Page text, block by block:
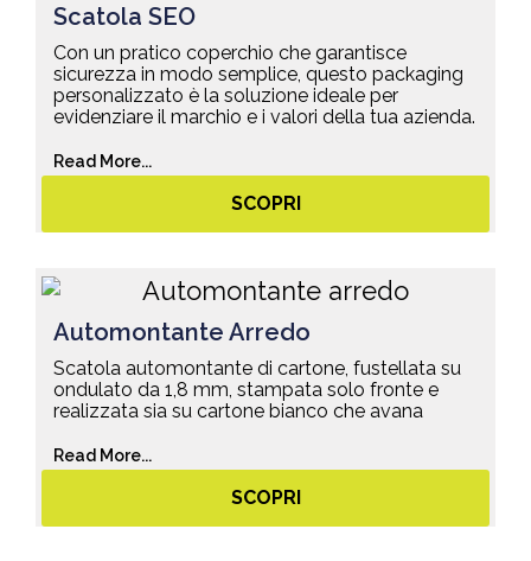
Scatola SEO
Con un pratico coperchio che garantisce
sicurezza in modo semplice, questo packaging
personalizzato è la soluzione ideale per
evidenziare il marchio e i valori della tua azienda.
Read More...
SCOPRI
Automontante Arredo
Scatola automontante di cartone, fustellata su
ondulato da 1,8 mm, stampata solo fronte e
realizzata sia su cartone bianco che avana
Read More...
SCOPRI